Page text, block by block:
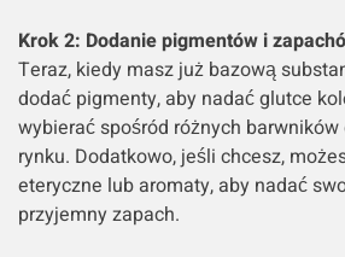
Krok 2: Dodanie pigmentów i
Teraz, kiedy masz już bazową
dodać pigmenty, aby nadać glutce
wybierać spośród różnych
rynku. Dodatkowo, jeśli chcesz,
eteryczne lub aromaty, aby nadać
przyjemny zapach.